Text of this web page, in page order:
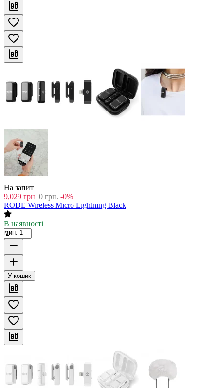
На запит
9,029 грн. 0 грн. -0%
RODE Wireless Micro Lightning Black
В наявності
мин. 1
У кошик